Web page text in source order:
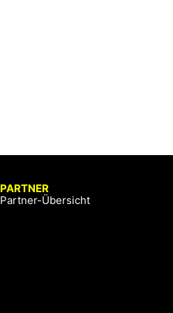
PARTNER
Partner-Übersicht